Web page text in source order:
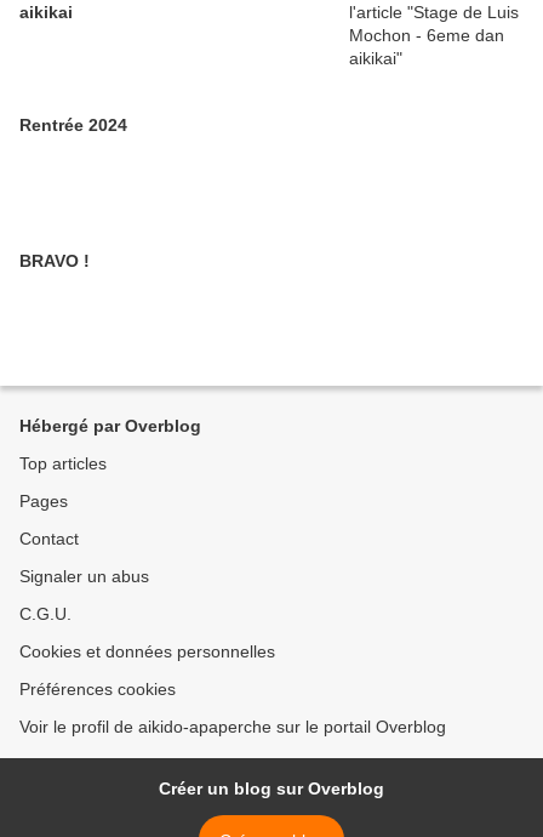
aikikai
Rentrée 2024
BRAVO !
Hébergé par Overblog
Top articles
Pages
Contact
Signaler un abus
C.G.U.
Cookies et données personnelles
Préférences cookies
Voir le profil de aikido-apaperche sur le portail Overblog
Créer un blog sur Overblog